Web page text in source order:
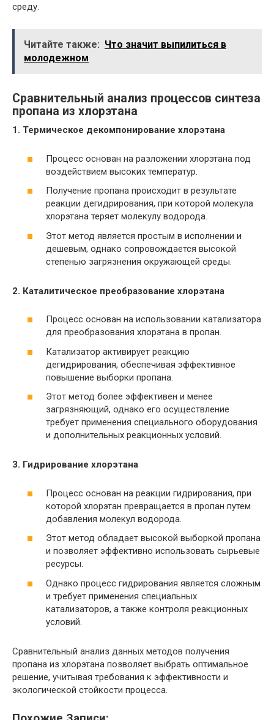
среду.
Читайте также: Что значит выпилиться в
молодежном
Сравнительный анализ процессов синтеза
пропана из хлорэтана
1. Термическое декомпонирование хлорэтана
Процесс основан на разложении хлорэтана под
воздействием высоких температур.
Получение пропана происходит в результате
реакции дегидрирования, при которой молекула
хлорэтана теряет молекулу водорода.
Этот метод является простым в исполнении и
дешевым, однако сопровождается высокой
степенью загрязнения окружающей среды.
2. Каталитическое преобразование хлорэтана
Процесс основан на использовании катализатора
для преобразования хлорэтана в пропан.
Катализатор активирует реакцию
дегидрирования, обеспечивая эффективное
повышение выборки пропана.
Этот метод более эффективен и менее
загрязняющий, однако его осуществление
требует применения специального оборудования
и дополнительных реакционных условий.
3. Гидрирование хлорэтана
Процесс основан на реакции гидрирования, при
которой хлорэтан превращается в пропан путем
добавления молекул водорода.
Этот метод обладает высокой выборкой пропана
и позволяет эффективно использовать сырьевые
ресурсы.
Однако процесс гидрирования является сложным
и требует применения специальных
катализаторов, а также контроля реакционных
условий.
Сравнительный анализ данных методов получения
пропана из хлорэтана позволяет выбрать оптимальное
решение, учитывая требования к эффективности и
экологической стойкости процесса.